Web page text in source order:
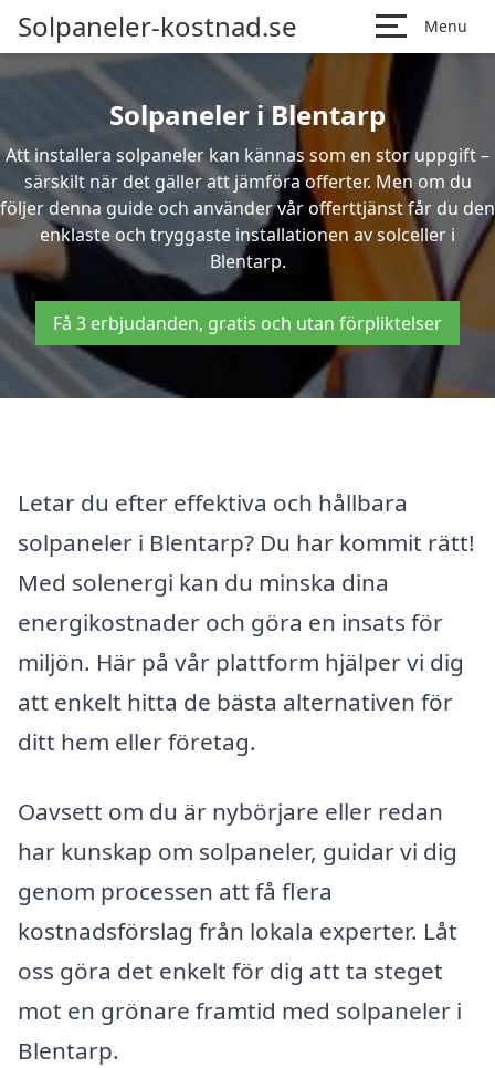
Solpaneler-kostnad.se Menu
Solpaneler i Blentarp
Att installera solpaneler kan kännas som en stor uppgift –
särskilt när det gäller att jämföra offerter. Men om du
följer denna guide och använder vår offerttjänst får du den
enklaste och tryggaste installationen av solceller i
Blentarp.
Få 3 erbjudanden, gratis och utan förpliktelser
Letar du efter effektiva och hållbara
solpaneler i Blentarp? Du har kommit rätt!
Med solenergi kan du minska dina
energikostnader och göra en insats för
miljön. Här på vår plattform hjälper vi dig
att enkelt hitta de bästa alternativen för
ditt hem eller företag.
Oavsett om du är nybörjare eller redan
har kunskap om solpaneler, guidar vi dig
genom processen att få flera
kostnadsförslag från lokala experter. Låt
oss göra det enkelt för dig att ta steget
mot en grönare framtid med solpaneler i
Blentarp.